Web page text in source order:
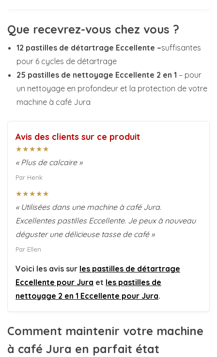
Que recevrez-vous chez vous ?
12 pastilles de détartrage Eccellente –suffisantes
pour 6 cycles de détartrage
25 pastilles de nettoyage Eccellente 2 en 1 – pour
un nettoyage en profondeur et la protection de votre
machine à café Jura
Avis des clients sur ce produit
★★★★★
« Plus de calcaire »
Par Henk
★★★★★
« Utilisées dans une machine à café Jura.
Excellentes pastilles Eccellente. Je peux à nouveau
déguster une délicieuse tasse de café »
Par Ellen
Voici les avis sur les pastilles de détartrage
Eccellente pour Jura et les pastilles de
nettoyage 2 en 1 Eccellente pour Jura.
Comment maintenir votre machine
à café Jura en parfait état